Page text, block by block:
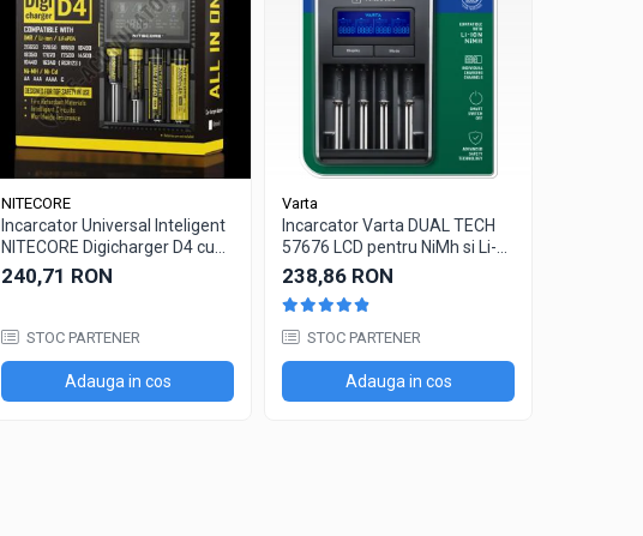
NITECORE
Incarcator Universal Inteligent
NITECORE Digicharger D4 cu
adaptor auto
240,71 RON
STOC PARTENER
Adauga in cos
Varta
Incarcator Varta DUAL TECH
57676 LCD pentru NiMh si Li-
Ion
238,86 RON
STOC PARTENER
Adauga in cos